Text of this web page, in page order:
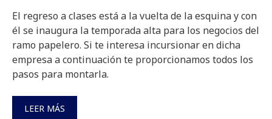
El regreso a clases está a la vuelta de la esquina y con
él se inaugura la temporada alta para los negocios del
ramo papelero. Si te interesa incursionar en dicha
empresa a continuación te proporcionamos todos los
pasos para montarla.
LEER MÁS